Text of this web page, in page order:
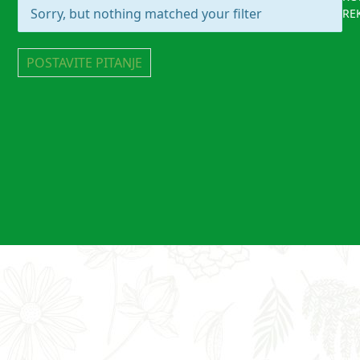
Sorry, but nothing matched your filter
POSTAVITE PITANJE